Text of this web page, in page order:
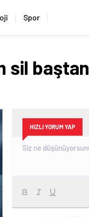
Spor
sil baştan
HIZLI YORUM YAP